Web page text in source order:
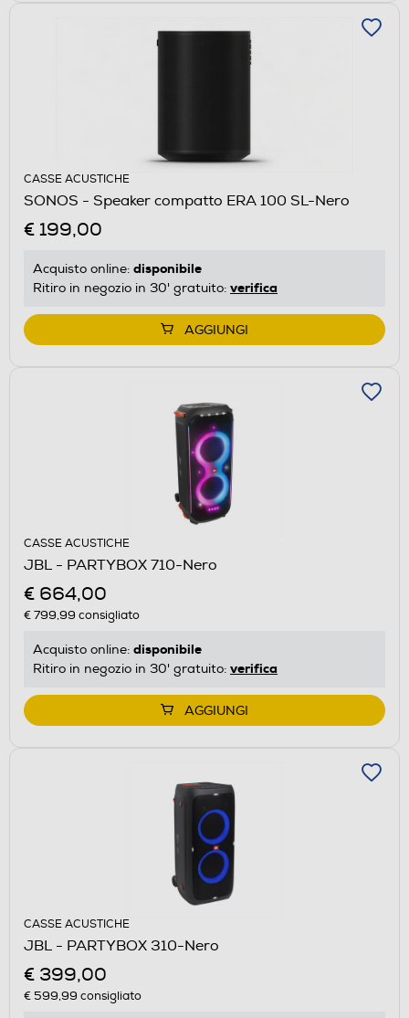
CASSE ACUSTICHE
SONOS - Speaker compatto ERA 100 SL-Nero
€ 199,00
Acquisto online: disponibile
Ritiro in negozio in 30' gratuito: verifica
AGGIUNGI
CASSE ACUSTICHE
JBL - PARTYBOX 710-Nero
€ 664,00
€ 799,99 consigliato
Acquisto online: disponibile
Ritiro in negozio in 30' gratuito: verifica
AGGIUNGI
CASSE ACUSTICHE
JBL - PARTYBOX 310-Nero
€ 399,00
€ 599,99 consigliato